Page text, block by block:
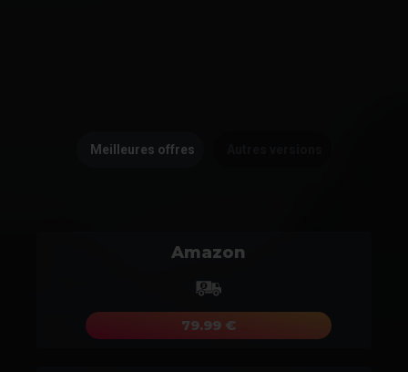
Meilleures offres
Amazon
79.99 €